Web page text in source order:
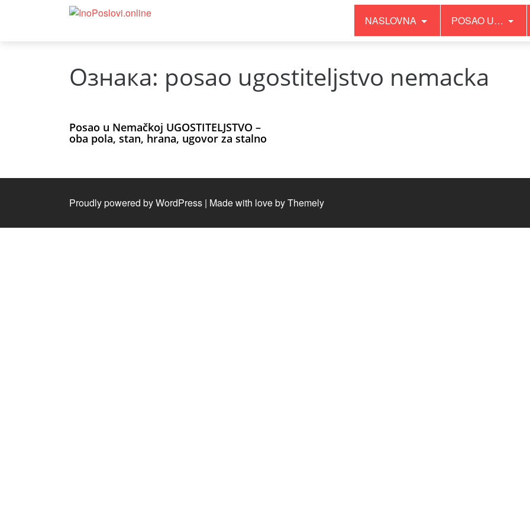
NASLOVNA POSAO U…
Ознака: posao ugostiteljstvo nemacka
Posao u Nemačkoj UGOSTITELJSTVO –
oba pola, stan, hrana, ugovor za stalno
Proudly powered by WordPress | Made with love byThemely